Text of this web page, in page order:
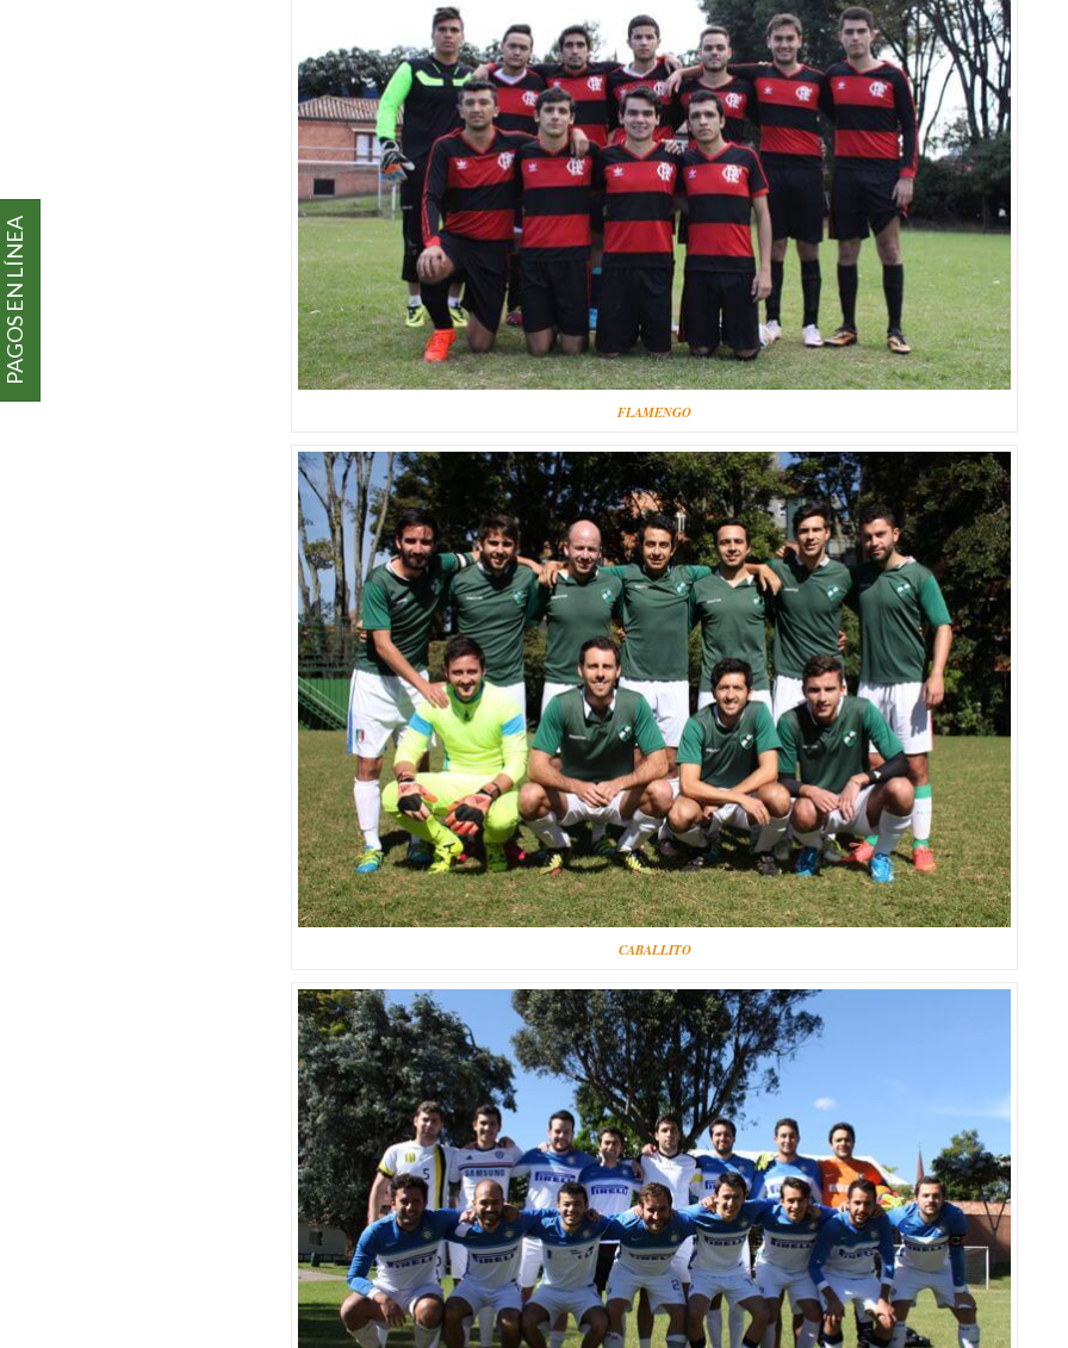
FLAMENGO
CABALLITO
PAGOS EN LÍNEA